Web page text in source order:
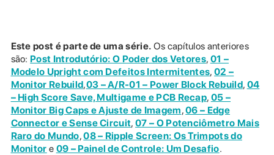
Este post é parte de uma série. Os capítulos anteriores
são: Post Introdutório: O Poder dos Vetores, 01 –
Modelo Upright com Defeitos Intermitentes,02 –
Monitor Rebuild,03 – A/R-01 – Power Block Rebuild, 04
– High Score Save, Multigame e PCB Recap, 05 –
Monitor Big Caps e Ajuste de Imagem,06 – Edge
Connector e Sense Circuit,07 – O Potenciômetro Mais
Raro do Mundo,08 – Ripple Screen: Os Trimpots do
Monitor e 09 – Painel de Controle: Um Desafio.